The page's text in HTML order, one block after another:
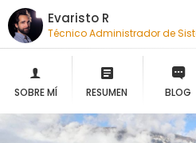
Evaristo R
Técnico Administrador de
SOBRE MÍ RESUMEN BLOG